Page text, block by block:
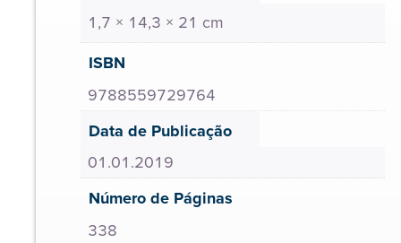
1,7 × 14,3 × 21 cm
ISBN
9788559729764
Data de Publicação
01.01.2019
Número de Páginas
338